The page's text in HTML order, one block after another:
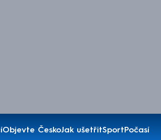
Objevte ČeskoJak ušetřitSportPočasí